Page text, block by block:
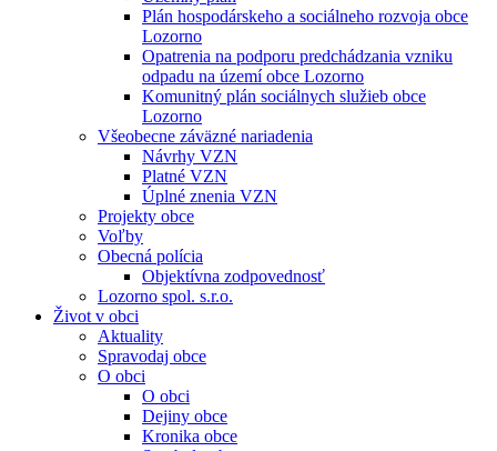
Plán hospodárskeho a sociálneho rozvoja obce
Lozorno
Opatrenia na podporu predchádzania vzniku
odpadu na území obce Lozorno
Komunitný plán sociálnych služieb obce
Lozorno
Všeobecne záväzné nariadenia
Návrhy VZN
Platné VZN
Úplné znenia VZN
Projekty obce
Voľby
Obecná polícia
Objektívna zodpovednosť
Lozorno spol. s.r.o.
Život v obci
Aktuality
Spravodaj obce
O obci
O obci
Dejiny obce
Kronika obce